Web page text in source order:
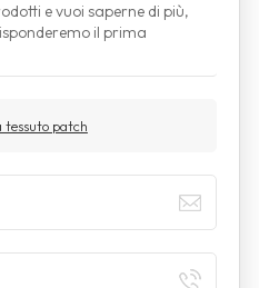
e vuoi saperne di più,
il prima
tessuto patch